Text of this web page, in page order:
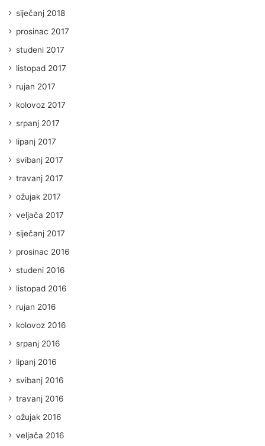
siječanj 2018
prosinac 2017
studeni 2017
listopad 2017
rujan 2017
kolovoz 2017
srpanj 2017
lipanj 2017
svibanj 2017
travanj 2017
ožujak 2017
veljača 2017
siječanj 2017
prosinac 2016
studeni 2016
listopad 2016
rujan 2016
kolovoz 2016
srpanj 2016
lipanj 2016
svibanj 2016
travanj 2016
ožujak 2016
veljača 2016